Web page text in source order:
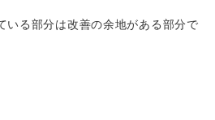
いる部分は改善の余地がある部分で